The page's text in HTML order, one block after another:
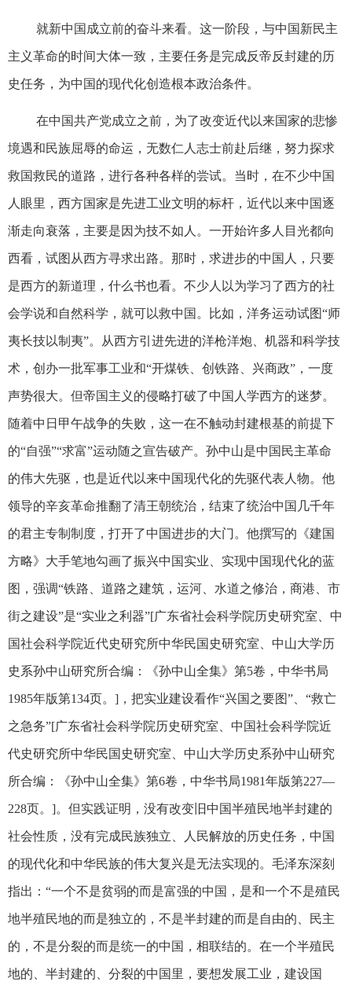
就新中国成立前的奋斗来看。这一阶段，与中国新民主
主义革命的时间大体一致，主要任务是完成反帝反封建的历
史任务，为中国的现代化创造根本政治条件。
在中国共产党成立之前，为了改变近代以来国家的悲惨
境遇和民族屈辱的命运，无数仁人志士前赴后继，努力探求
救国救民的道路，进行各种各样的尝试。当时，在不少中国
人眼里，西方国家是先进工业文明的标杆，近代以来中国逐
渐走向衰落，主要是因为技不如人。一开始许多人目光都向
西看，试图从西方寻求出路。那时，求进步的中国人，只要
是西方的新道理，什么书也看。不少人以为学习了西方的社
会学说和自然科学，就可以救中国。比如，洋务运动试图“师
夷长技以制夷”。从西方引进先进的洋枪洋炮、机器和科学技
术，创办一批军事工业和“开煤铁、创铁路、兴商政”，一度
声势很大。但帝国主义的侵略打破了中国人学西方的迷梦。
随着中日甲午战争的失败，这一在不触动封建根基的前提下
的“自强”“求富”运动随之宣告破产。孙中山是中国民主革命
的伟大先驱，也是近代以来中国现代化的先驱代表人物。他
领导的辛亥革命推翻了清王朝统治，结束了统治中国几千年
的君主专制制度，打开了中国进步的大门。他撰写的《建国
方略》大手笔地勾画了振兴中国实业、实现中国现代化的蓝
图，强调“铁路、道路之建筑，运河、水道之修治，商港、市
街之建设”是“实业之利器”[广东省社会科学院历史研究室、中
国社会科学院近代史研究所中华民国史研究室、中山大学历
史系孙中山研究所合编：《孙中山全集》第5卷，中华书局
1985年版第134页。]，把实业建设看作“兴国之要图”、“救亡
之急务”[广东省社会科学院历史研究室、中国社会科学院近
代史研究所中华民国史研究室、中山大学历史系孙中山研究
所合编：《孙中山全集》第6卷，中华书局1981年版第227—
228页。]。但实践证明，没有改变旧中国半殖民地半封建的
社会性质，没有完成民族独立、人民解放的历史任务，中国
的现代化和中华民族的伟大复兴是无法实现的。毛泽东深刻
指出：“一个不是贫弱的而是富强的中国，是和一个不是殖民
地半殖民地的而是独立的，不是半封建的而是自由的、民主
的，不是分裂的而是统一的中国，相联结的。在一个半殖民
地的、半封建的、分裂的中国里，要想发展工业，建设国